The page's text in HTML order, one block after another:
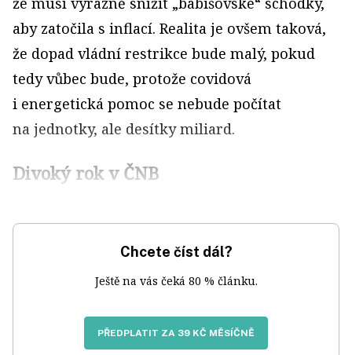
aby zatočila s inflací. Realita je ovšem taková,
že dopad vládní restrikce bude malý, pokud
tedy vůbec bude, protože covidová
i energetická pomoc se nebude počítat
na jednotky, ale desítky miliard.
Divoký rok v ČNB
Chcete číst dál?
Ještě na vás čeká 80 % článku.
PŘEDPLATIT ZA 39 KČ MĚSÍČNĚ